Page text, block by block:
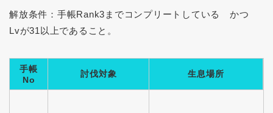
解放条件：手帳Rank3までコンプリートしている かつ
Lvが31以上であること。
手帳
No
討伐対象 生息場所